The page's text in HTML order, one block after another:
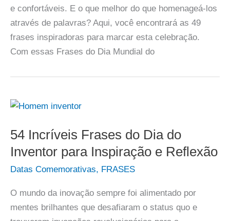
e confortáveis. E o que melhor do que homenageá-los
através de palavras? Aqui, você encontrará as 49
frases inspiradoras para marcar esta celebração.
Com essas Frases do Dia Mundial do
54 Incríveis Frases do Dia do
Inventor para Inspiração e Reflexão
Datas Comemorativas, FRASES
O mundo da inovação sempre foi alimentado por
mentes brilhantes que desafiaram o status quo e